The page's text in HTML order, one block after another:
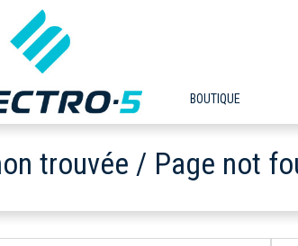
BOUTIQUE
trouvée / Page not